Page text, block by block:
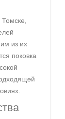
из их
поковка